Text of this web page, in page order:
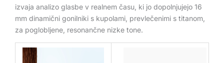
izvaja analizo glasbe v realnem času, ki jo dopolnjujejo 16
mm dinamični gonilniki s kupolami, prevlečenimi s titanom,
za poglobljene, resonančne nizke tone.